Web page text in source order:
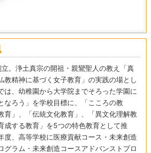
。浄土真宗の開祖・親鸞聖人の教え「真
教精神に基づく女子教育」の実践の場とし
は、幼稚園から大学院までそろった学園に
なろう」を学校目標に、「こころの教
育」、「伝統文化教育」、「異文化理解教
成する教育」を5つの特色教育として推
度、高等学校に医療貢献コース・未来創造
グラム・未来創造コースアドバンストプロ